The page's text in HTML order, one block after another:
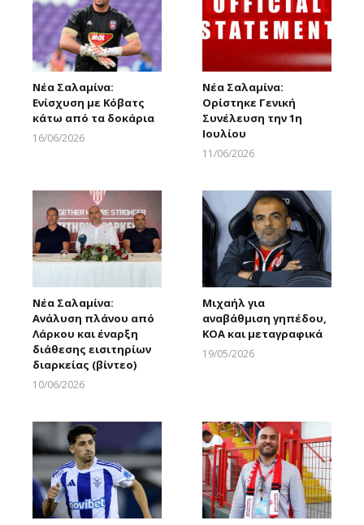
Νέα Σαλαμίνα:
Ενίσχυση με Κόβατς
κάτω από τα δοκάρια
16/06/2026
Νέα Σαλαμίνα:
Ορίστηκε Γενική
Συνέλευση την 1η
Ιουλίου
11/06/2026
Νέα Σαλαμίνα:
Ανάλυση πλάνου από
Λάρκου και έναρξη
διάθεσης εισιτηρίων
διαρκείας (βίντεο)
10/06/2026
Μιχαήλ για
αναβάθμιση γηπέδου,
ΚΟΑ και μεταγραφικά
19/05/2026